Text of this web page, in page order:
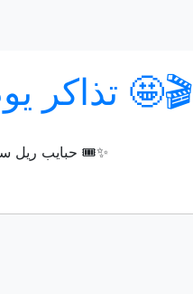
تذاكر يوم ريل بـ 25 ريال 🤩🎬
حبايب ريل سينما الاثنين يومكم! التذاكر بـ 25 ريال بس 🎟️✨